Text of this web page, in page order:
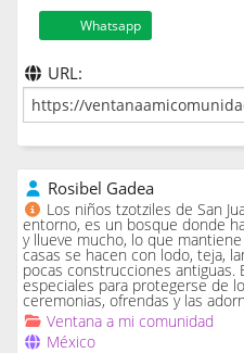
Whatsapp
URL:
Rosibel Gadea
Los niños tzotziles de San
entorno, es un bosque donde
y llueve mucho, lo que
casas se hacen con lodo, teja,
pocas construcciones antiguas.
especiales para protegerse de
ceremonias, ofrendas y las
Ventana a mi comunidad
México